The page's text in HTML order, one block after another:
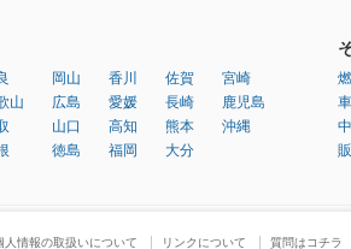
山
岡山
広島
山口
徳島
香川
愛媛
高知
福岡
佐賀
長崎
熊本
大分
宮崎
鹿児島
沖縄
人情報の取扱いについて リンクについて 質問はコチラ